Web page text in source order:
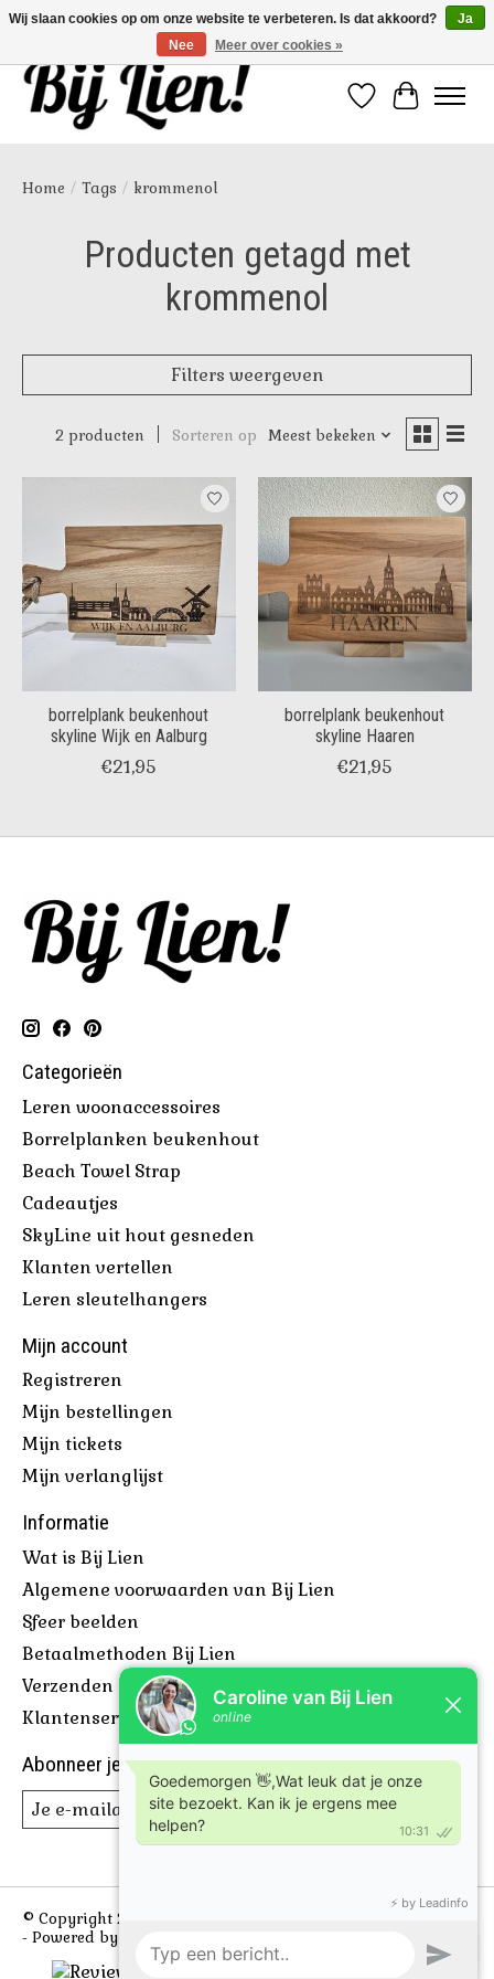
Verlanglijst
Home / Tags / krommenol
Producten getagd met
krommenol
Filters weergeven
2 producten Sorteren op Meest bekeken
borrelplank beukenhout
skyline Wijk en Aalburg
€21,95
borrelplank beukenhout
skyline Haaren
€21,95
Categorieën
Leren woonaccessoires
Borrelplanken beukenhout
Beach Towel Strap
Cadeautjes
SkyLine uit hout gesneden
Klanten vertellen
Leren sleutelhangers
Mijn account
Registreren
Mijn bestellingen
Mijn tickets
Mijn verlanglijst
Informatie
Wat is Bij Lien
Algemene voorwaarden van Bij Lien
Sfeer beelden
Betaalmethoden Bij Lien
Verzenden & retourneren
Klantenservice Bij Lien
Abonneer je op onze nieuwsbrief
Abonneer
© Copyright 2026 Bijlien, voor leuke borrelplanken en meer
- Powered by
Wij slaan cookies op om onze website te verbeteren. Is dat akkoord?
Ja
Nee
Meer over cookies »